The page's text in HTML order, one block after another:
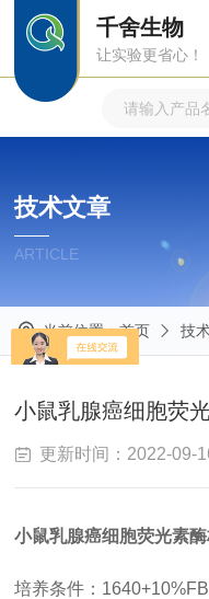
千舍生物
让实验更省心！
技术文章
ARTICLE
当前位置：首页 技
小鼠乳腺癌细胞荧
更新时间：2022-09-
小鼠乳腺癌细胞荧光素
培养条件：